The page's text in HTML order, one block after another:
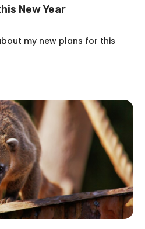
New Year
my new plans for this